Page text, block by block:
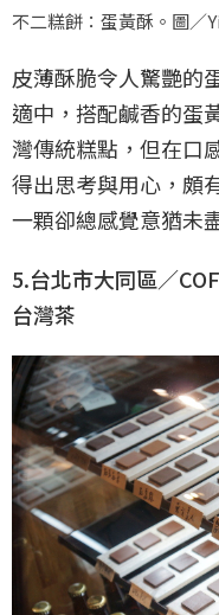
不二糕餅：蛋黃酥。圖／
皮薄酥脆令人驚艷的
適中，搭配鹹香的蛋
灣傳統糕點，但在口
得出思考與用心，頗
一顆卻總感覺意猶未
5.台北市大同區／
台灣茶